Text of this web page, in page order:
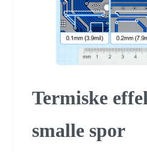
Termiske
smalle spor